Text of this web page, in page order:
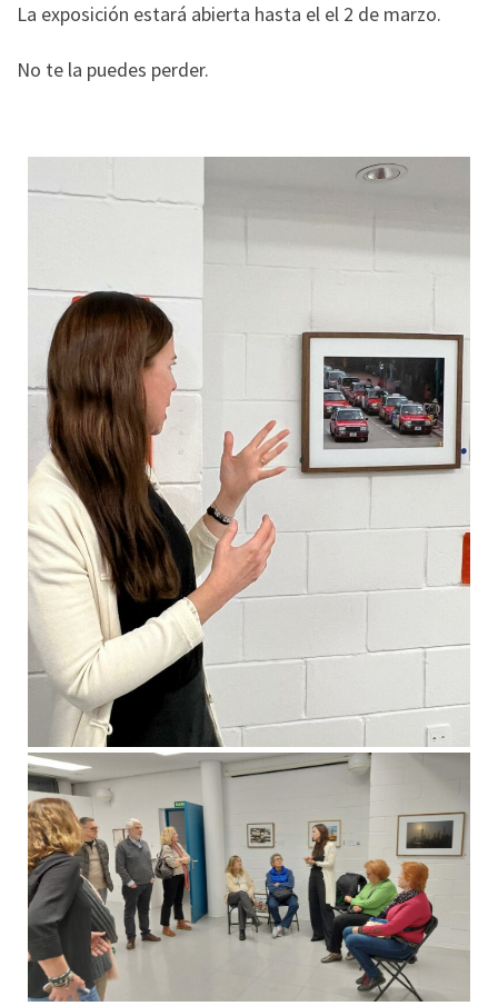
La exposición estará abierta hasta el el 2 de marzo.
No te la puedes perder.